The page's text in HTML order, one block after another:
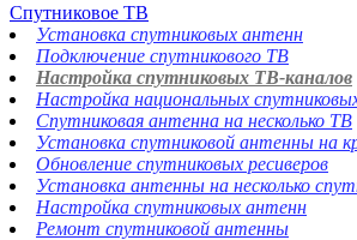
Спутниковое ТВ
Установка спутниковых антенн
Подключение спутникового ТВ
Настройка спутниковых ТВ-каналов
Настройка национальных
Спутниковая антенна на несколько ТВ
Установка спутниковой антенны на
Обновление спутниковых ресиверов
Установка антенны на несколько
Настройка спутниковых антенн
Ремонт спутниковой антенны